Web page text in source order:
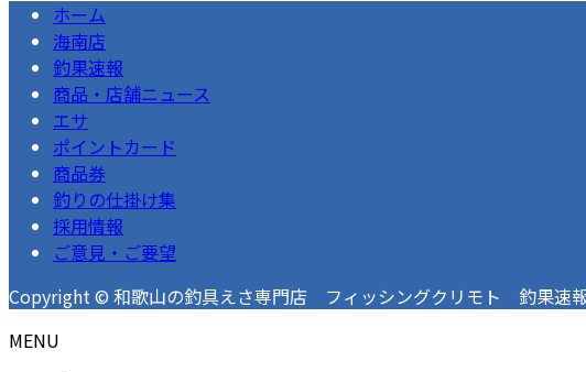
ホーム
海南店
釣果速報
商品・店舗ニュース
エサ
ポイントカード
商品券
釣りの仕掛け集
採用情報
ご意見・ご要望
Copyright © 和歌山の釣具えさ専門店 フィッシングクリモト 釣果速
MENU